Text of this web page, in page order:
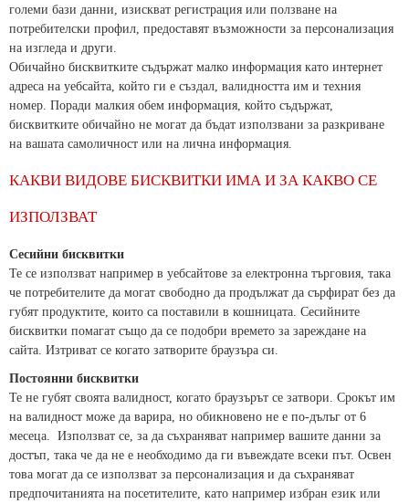
големи бази данни, изискват регистрация или ползване на
потребителски профил, предоставят възможности за персонализация
на изгледа и други.
Обичайно бисквитките съдържат малко информация като интернет
адреса на уебсайта, който ги е създал, валидността им и техния
номер. Поради малкия обем информация, който съдържат,
бисквитките обичайно не могат да бъдат използвани за разкриване
на вашата самоличност или на лична информация.
КАКВИ ВИДОВЕ БИСКВИТКИ ИМА И ЗА КАКВО СЕ
ИЗПОЛЗВАТ
Сесийни бисквитки
Те се използват например в уебсайтове за електронна търговия, така
че потребителите да могат свободно да продължат да сърфират без да
губят продуктите, които са поставили в кошницата. Сесийните
бисквитки помагат също да се подобри времето за зареждане на
сайта. Изтриват се когато затворите браузъра си.
Постоянни бисквитки
Те не губят своята валидност, когато браузърът се затвори. Срокът им
на валидност може да варира, но обикновено не е по-дълъг от 6
месеца. Използват се, за да съхраняват например вашите данни за
достъп, така че да не е необходимо да ги въвеждате всеки път. Освен
това могат да се използват за персонализация и да съхраняват
предпочитанията на посетителите, като например избран език или